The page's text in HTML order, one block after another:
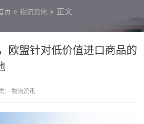
页 » 物流资讯 » 正文
欧盟针对低价值进口商品的
： 物流资讯